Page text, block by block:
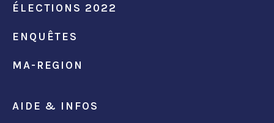
ÉLECTIONS 2022
ENQUÊTES
MA-REGION
AIDE & INFOS